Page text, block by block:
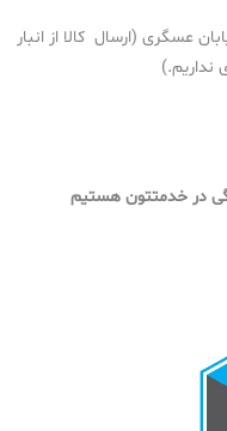
عسگری (ارسال کالا از انبار